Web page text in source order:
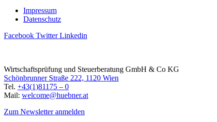
Impressum
Datenschutz
Facebook Twitter Linkedin
Wirtschaftsprüfung und Steuerberatung GmbH & Co KG
Schönbrunner Straße 222, 1120 Wien
Tel. +43(1)81175 – 0
Mail: welcome@huebner.at
Zum Newsletter anmelden